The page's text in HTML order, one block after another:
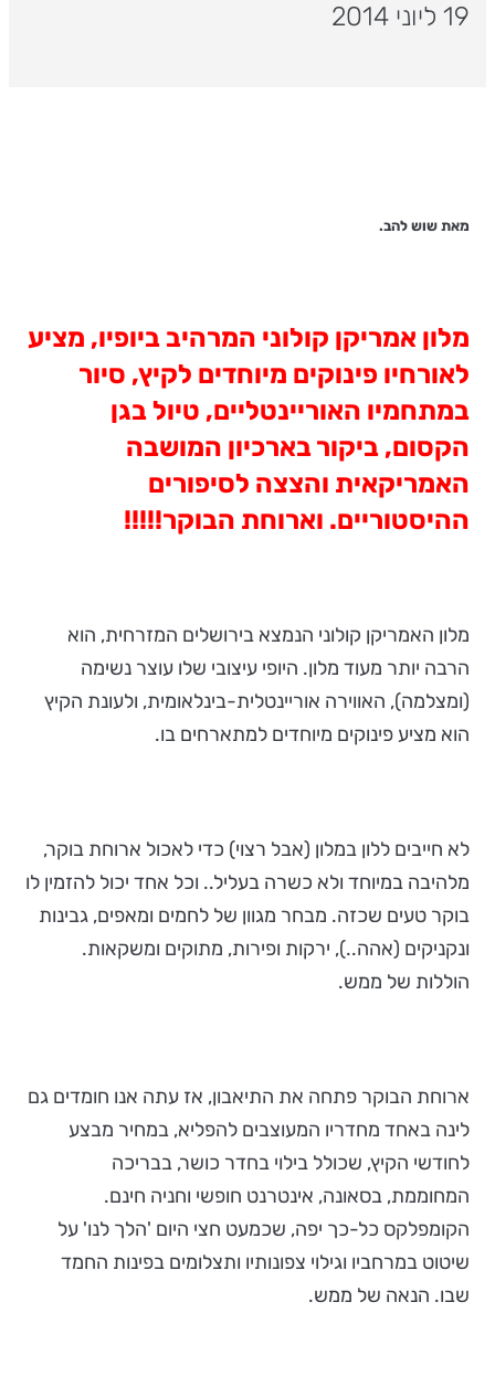
19 ליוני 2014
מאת שוש להב.
מלון אמריקן קולוני המרהיב ביופיו, מציע
לאורחיו פינוקים מיוחדים לקיץ, סיור
במתחמיו האוריינטליים, טיול בגן
הקסום, ביקור בארכיון המושבה
האמריקאית והצצה לסיפורים
ההיסטוריים. וארוחת הבוקר!!!!!
מלון האמריקן קולוני הנמצא בירושלים המזרחית, הוא
הרבה יותר מעוד מלון. היופי עיצובי שלו עוצר נשימה
(ומצלמה), האווירה אוריינטלית-בינלאומית, ולעונת הקיץ
הוא מציע פינוקים מיוחדים למתארחים בו.
לא חייבים ללון במלון (אבל רצוי) כדי לאכול ארוחת בוקר,
מלהיבה במיוחד ולא כשרה בעליל.. וכל אחד יכול להזמין לו
בוקר טעים שכזה. מבחר מגוון של לחמים ומאפים, גבינות
ונקניקים (אהה..), ירקות ופירות, מתוקים ומשקאות.
הוללות של ממש.
ארוחת הבוקר פתחה את התיאבון, אז עתה אנו חומדים גם
לינה באחד מחדריו המעוצבים להפליא, במחיר מבצע
לחודשי הקיץ, שכולל בילוי בחדר כושר, בבריכה
המחוממת, בסאונה, אינטרנט חופשי וחניה חינם.
הקומפלקס כל-כך יפה, שכמעט חצי היום 'הלך לנו' על
שיטוט במרחביו וגילוי צפונותיו ותצלומים בפינות החמד
שבו. הנאה של ממש.